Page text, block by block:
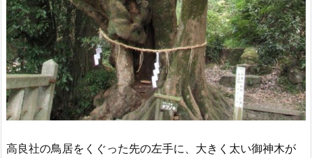
高良社の鳥居をくぐった先の左手に、大きく太い御神木が